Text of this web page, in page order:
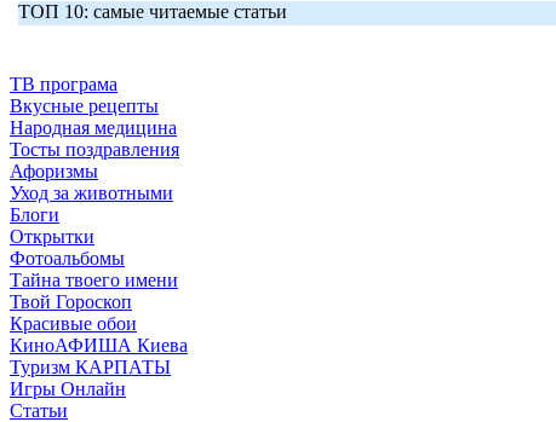
ТОП 10: самые читаемые статьи
ТВ програма
Вкусные рецепты
Народная медицина
Тосты поздравления
Афоризмы
Уход за животными
Блоги
Открытки
Фотоальбомы
Тайна твоего имени
Твой Гороскоп
Красивые обои
КиноАФИША Киева
Туризм КАРПАТЫ
Игры Онлайн
Статьи